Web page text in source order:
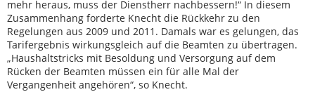
mehr heraus, muss der Dienstherr nachbessern!“ In diesem
Zusammenhang forderte Knecht die Rückkehr zu den
Regelungen aus 2009 und 2011. Damals war es gelungen, das
Tarifergebnis wirkungsgleich auf die Beamten zu übertragen.
„Haushaltstricks mit Besoldung und Versorgung auf dem
Rücken der Beamten müssen ein für alle Mal der
Vergangenheit angehören“, so Knecht.